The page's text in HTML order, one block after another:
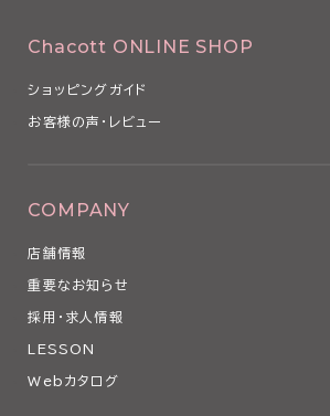
Chacott ONLINE SHOP
ショッピングガイド
お客様の声・レビュー
COMPANY
店舗情報
重要なお知らせ
採用・求人情報
LESSON
Webカタログ